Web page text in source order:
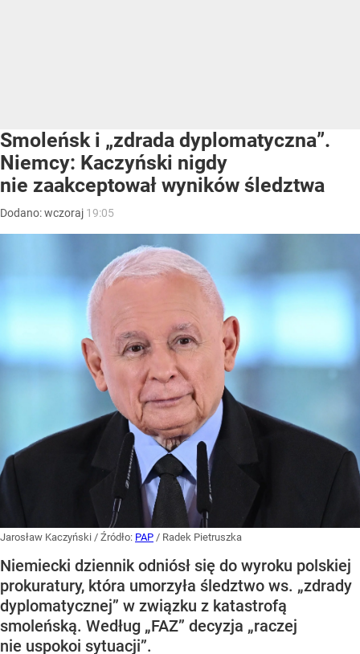
Smoleńsk i „zdrada dyplomatyczna”.
Niemcy: Kaczyński nigdy
nie zaakceptował wyników śledztwa
Dodano:wczoraj 19:05
Jarosław Kaczyński / Źródło: PAP / Radek Pietruszka
Niemiecki dziennik odniósł się do wyroku polskiej
prokuratury, która umorzyła śledztwo ws. „zdrady
dyplomatycznej” w związku z katastrofą
smoleńską. Według „FAZ” decyzja „raczej
nie uspokoi sytuacji”.